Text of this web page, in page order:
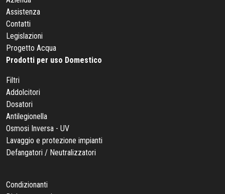
Assistenza
Contatti
Legislazioni
Progetto Acqua
Prodotti per uso Domestico
Filtri
Addolcitori
Dosatori
Antilegionella
Osmosi Inversa - UV
Lavaggio e protezione impianti
Defangatori / Neutralizzatori
Condizionanti